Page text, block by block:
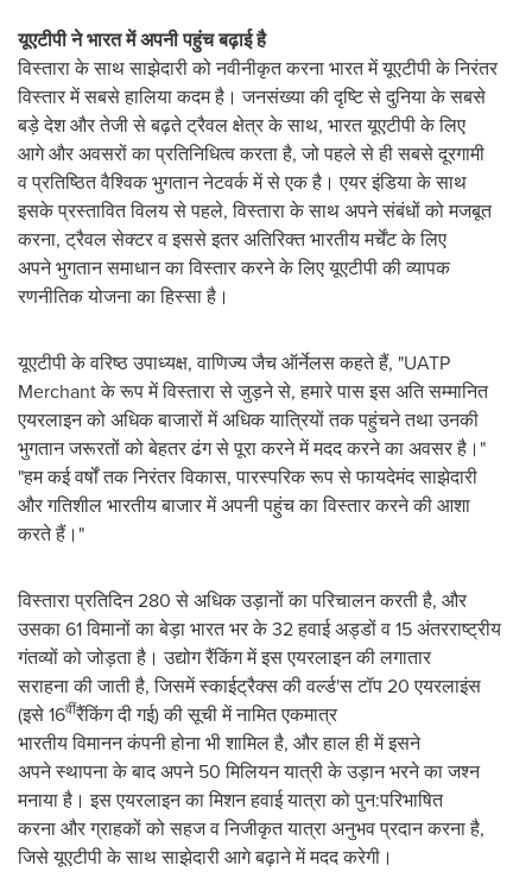
यूएटीपीनेभारतमेंअपनीपहुंचबढ़ाईहै
विस्तारा के साथ साझेदारी को नवीनीकृत करना भारत में यूएटीपी के निरंतर
विस्तार में सबसे हालिया कदम है। जनसंख्या की दृष्टि से दुनिया के सबसे
बड़े देश और तेजी से बढ़ते ट्रैवल क्षेत्र के साथ, भारत यूएटीपी के लिए
आगे और अवसरों का प्रतिनिधित्व करता है, जो पहले से ही सबसे दूरगामी
व प्रतिष्ठित वैश्विक भुगतान नेटवर्क में से एक है। एयर इंडिया के साथ
इसके प्रस्तावित विलय से पहले, विस्तारा के साथ अपने संबंधों को मजबूत
करना, ट्रैवल सेक्‍टर व इससे इतर अतिरिक्त भारतीय मर्चेंट के लिए
अपने भुगतान समाधान का विस्तार करने के लिए यूएटीपी की व्यापक
रणनीतिक योजना का हिस्सा है।
यूएटीपी के वरिष्‍ठ उपाध्‍यक्ष, वाणिज्य जैच ऑर्नेलस कहते हैं, "UATP
Merchant के रूप में विस्तारा से जुड़ने से, हमारे पास इस अति सम्मानित
एयरलाइन को अधिक बाजारों में अधिक यात्रियों तक पहुंचने तथा उनकी
भुगतान जरूरतों को बेहतर ढंग से पूरा करने में मदद करने का अवसर है।"
"हम कई वर्षों तक निरंतर विकास, पारस्परिक रूप से फायदेमंद साझेदारी
और गतिशील भारतीय बाजार में अपनी पहुंच का विस्तार करने की आशा
करते हैं।"
विस्तारा प्रतिदिन 280 से अधिक उड़ानों का परिचालन करती है, और
उसका 61 विमानों का बेड़ा भारत भर के 32 हवाई अड्डों व 15 अंतरराष्ट्रीय
गंतव्यों को जोड़ता है। उद्योग रैंकिंग में इस एयरलाइन की लगातार
सराहना की जाती है, जिसमें स्काईट्रैक्स की वर्ल्ड'स टॉप 20 एयरलाइंस
(इसे 16वींरैंकिंग दी गई) की सूची में नामित एकमात्र
भारतीय विमानन कंपनी होना भी शामिल है, और हाल ही में इसने
अपने स्थापना के बाद अपने 50 मिलियन यात्री के उड़ान भरने का जश्न
मनाया है। इस एयरलाइन का मिशन हवाई यात्रा को पुन:परिभाषित
करना और ग्राहकों को सहज व निजीकृत यात्रा अनुभव प्रदान करना है,
जिसे यूएटीपी के साथ साझेदारी आगे बढ़ाने में मदद करेगी।